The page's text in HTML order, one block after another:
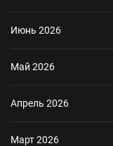
Июнь 2026
Май 2026
Апрель 2026
Март 2026